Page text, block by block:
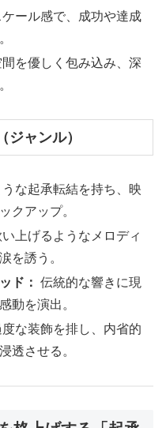
ール感で、成功や達成
間を優しく包み込み、深
ャンル）
な起承転結を持ち、映
クアップ。
上げるようなメロディ
を誘う。
ド： 伝統的な響きに現
動を演出。
度な装飾を排し、内省的
透させる。